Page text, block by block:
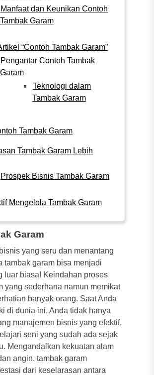
Manfaat dan Keunikan Contoh
Tambak Garam
“Contoh Tambak Garam”
Pengantar Contoh Tambak
Garam
Teknologi dalam
Tambak Garam
Tambak Garam
Tambak Garam Lebih
Prospek Bisnis Tambak Garam
Mengelola Tambak Garam
Garam
yang seru dan menantang
tambak garam bisa menjadi
luar biasa! Keindahan proses
yang sederhana namun memikat
banyak orang. Saat Anda
di dunia ini, Anda tidak hanya
manajemen bisnis yang efektif,
seni yang sudah ada sejak
Mengandalkan kekuatan alam
angin, tambak garam
dari keselarasan antara